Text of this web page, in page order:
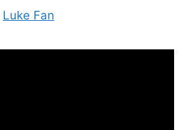
Luke Fan